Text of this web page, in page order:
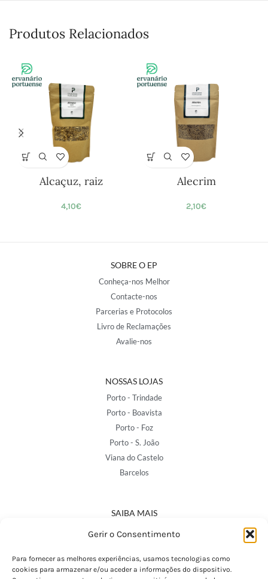
Gerir o Consentimento
Para fornecer as melhores experiências, usamos tecnologias como
cookies para armazenar e/ou aceder a informações do dispositivo.
Produtos Relacionados
Alcaçuz, raiz
4,10€
Alecrim
2,10€
SOBRE O EP
Conheça-nos Melhor
Contacte-nos
Parcerias e Protocolos
Livro de Reclamações
Avalie-nos
NOSSAS LOJAS
Porto - Trindade
Porto - Boavista
Porto - Foz
Porto - S. João
Viana do Castelo
Barcelos
SAIBA MAIS
Política de Privacidade
Termos e Condições
Perguntas Frequentes